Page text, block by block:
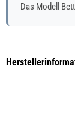
Das Modell